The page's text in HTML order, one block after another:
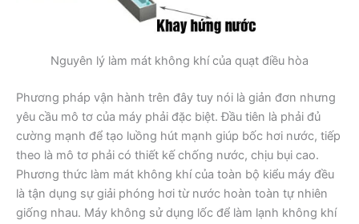
Nguyên lý làm mát không khí của quạt điều hòa
Phương pháp vận hành trên đây tuy nói là giản đơn nhưng
yêu cầu mô tơ của máy phải đặc biệt. Đầu tiên là phải đủ
cường mạnh để tạo luồng hút mạnh giúp bốc hơi nước, tiếp
theo là mô tơ phải có thiết kế chống nước, chịu bụi cao.
Phương thức làm mát không khí của toàn bộ kiểu máy đều
là tận dụng sự giải phóng hơi từ nước hoàn toàn tự nhiên
giống nhau. Máy không sử dụng lốc để làm lạnh không khí